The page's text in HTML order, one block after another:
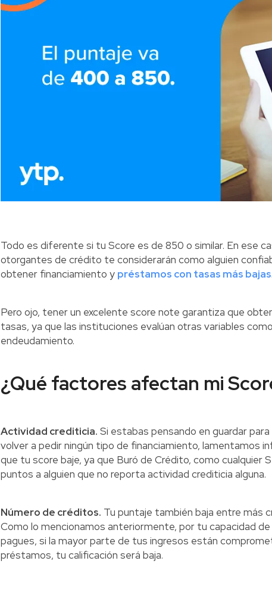
Todo es diferente si tu Score es de 850 o similar. En ese
otorgantes de crédito te considerarán como alguien
obtener financiamiento y préstamos con tasas más bajas
Pero ojo, tener un excelente score note garantiza que
tasas, ya que las instituciones evalúan otras variables
endeudamiento.
¿Qué factores afectan mi
Actividad crediticia. Si estabas pensando en guardar
volver a pedir ningún tipo de financiamiento, lamentamos
que tu score baje, ya que Buró de Crédito, como cualquier
puntos a alguien que no reporta actividad crediticia alguna.
Número de créditos. Tu puntaje también baja entre más
Como lo mencionamos anteriormente, por tu capacidad
pagues, si la mayor parte de tus ingresos están
préstamos, tu calificación será baja.